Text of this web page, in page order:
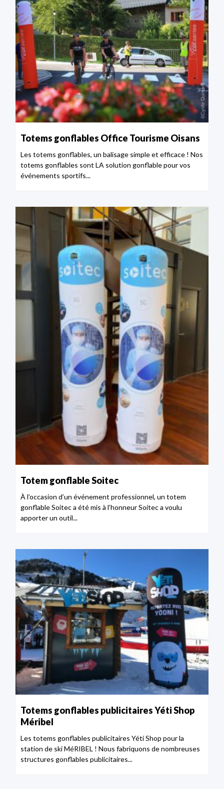
Totems gonflables Office Tourisme Oisans
Les totems gonflables, un balisage simple et efficace ! Nos
totems gonflables sont LA solution gonflable pour vos
événements sportifs...
Totem gonflable Soitec
À l’occasion d’un événement professionnel, un totem
gonflable Soitec a été mis à l’honneur Soitec a voulu
apporter un outil...
Totems gonflables publicitaires Yéti Shop
Méribel
Les totems gonflables publicitaires Yéti Shop pour la
station de ski MéRIBEL ! Nous fabriquons de nombreuses
structures gonflables publicitaires...